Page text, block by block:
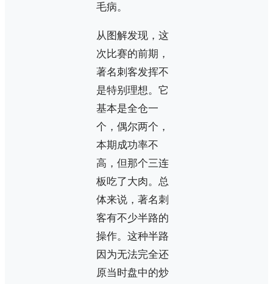
毛病。
从图解发现，这
次比赛的前期，
著名刺客发挥不
是特别理想。它
基本是全仓一
个，偶尔两个，
本期成功率不
高，但那个三连
板吃了大肉。总
体来说，著名刺
客有不少半路的
操作。这种半路
因为无法完全还
原当时盘中的炒